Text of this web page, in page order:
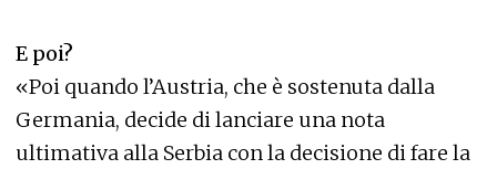
E poi?
«Poi quando l’Austria, che è sostenuta dalla
Germania, decide di lanciare una nota
ultimativa alla Serbia con la decisione di fare la